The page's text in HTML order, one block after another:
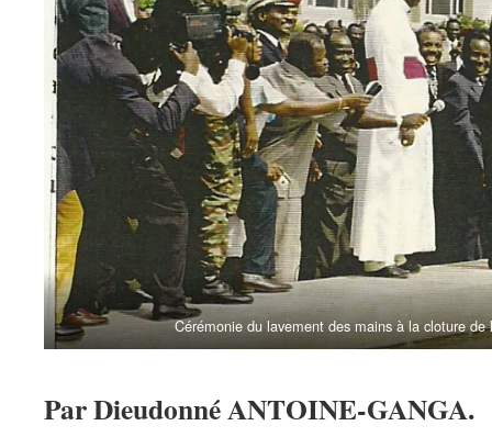
Cérémonie du lavement des mains à la cloture
Par Dieudonné ANTOINE-GANGA.